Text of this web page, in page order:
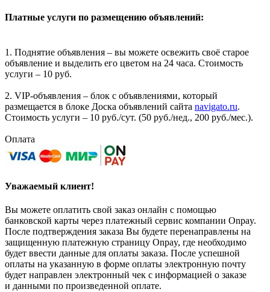
Платные услуги по размещению объявлений:
1. Поднятие объявления – вы можете освежить своё старое
объявление и выделить его цветом на 24 часа. Стоимость
услуги – 10 руб.
2. VIP-объявления – блок с объявлениями, который
размещается в блоке Доска объявлений сайта navigato.ru.
Стоимость услуги – 10 руб./сут. (50 руб./нед., 200 руб./мес.).
Оплата
Уважаемый клиент!
Вы можете оплатить свой заказ онлайн с помощью
банковской карты через платежный сервис компании Onpay.
После подтверждения заказа Вы будете перенаправлены на
защищенную платежную страницу Onpay, где необходимо
будет ввести данные для оплаты заказа. После успешной
оплаты на указанную в форме оплаты электронную почту
будет направлен электронный чек с информацией о заказе
и данными по произведенной оплате.